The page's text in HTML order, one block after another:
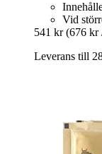
Vid
541 kr (676 kr
Leverans till